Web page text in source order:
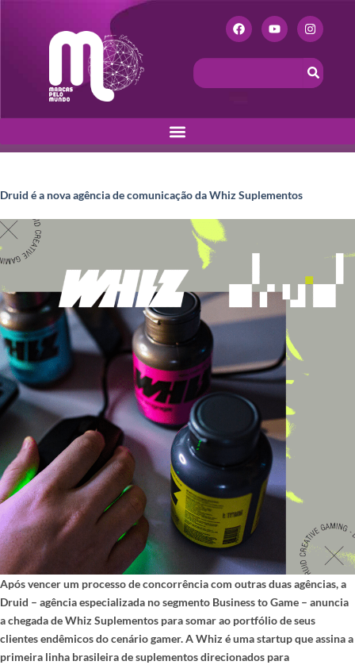
Druid é a nova agência de comunicação da Whiz Suplementos
Após vencer um processo de concorrência com outras duas agências, a
Druid – agência especializada no segmento Business to Game – anuncia
a chegada de Whiz Suplementos para somar ao portfólio de seus
clientes endêmicos do cenário gamer. A Whiz é uma startup que assina a
primeira linha brasileira de suplementos direcionados para